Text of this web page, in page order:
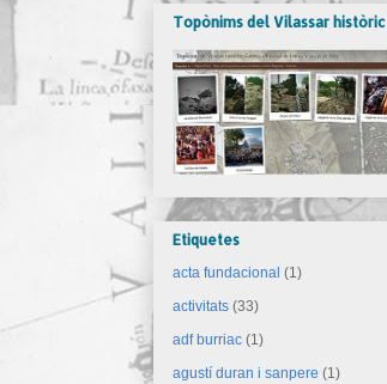
Topònims del Vilassar històric
Etiquetes
acta fundacional (1)
activitats (33)
adf burriac (1)
agustí duran i sanpere (1)